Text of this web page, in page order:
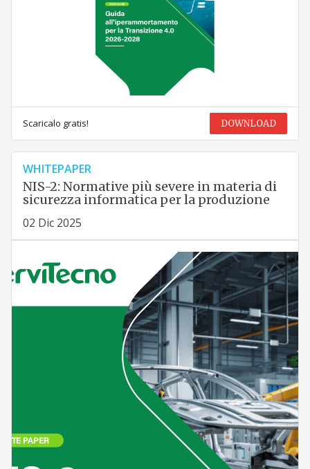
Scaricalo gratis! DOWNLOAD
WHITEPAPER
NIS-2: Normative più severe in materia di
sicurezza informatica per la produzione
02 Dic 2025